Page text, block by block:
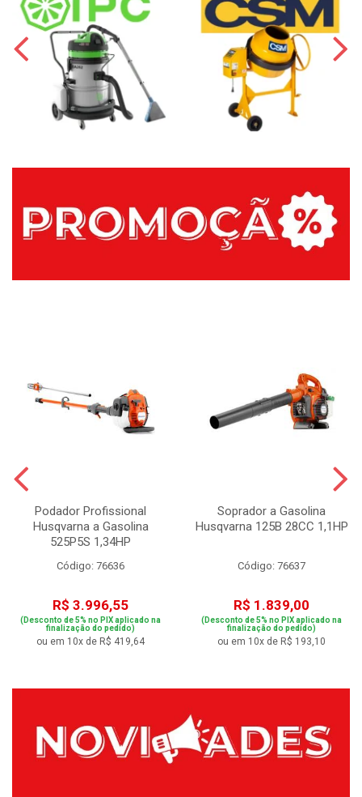
Podador Profissional
Husqvarna a Gasolina
525P5S 1,34HP
Código: 76636
R$ 3.996,55
(Desconto de 5% no PIX aplicado na
finalização do pedido)
ou em 10x de R$ 419,64
Soprador a Gasolina
Husqvarna 125B 28CC 1,1HP
Código: 76637
R$ 1.839,00
(Desconto de 5% no PIX aplicado na
finalização do pedido)
ou em 10x de R$ 193,10